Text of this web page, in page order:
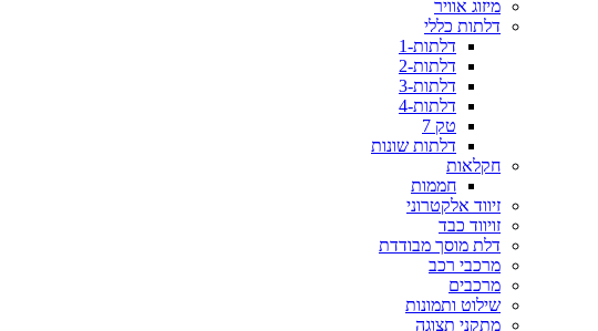
מיזוג אוויר
דלתות כללי
דלתות-1
דלתות-2
דלתות-3
דלתות-4
טק 7
דלתות שונות
חקלאות
חממות
זיווד אלקטרוני
זויווד כבד
דלת מוסך מבודדת
מרכבי רכב
מרכבים
שילוט ותמונות
מתקני תצוגה